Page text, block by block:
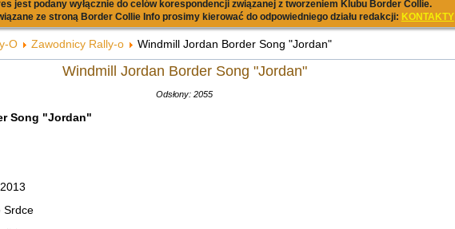
jest podany wyłącznie do celów korespondencji związanej z tworzeniem Klubu Border Collie.
ze stroną Border Collie Info prosimy kierować do odpowiedniego działu redakcji: KONTAKTY
O Zawodnicy Rally-o Windmill Jordan Border Song "Jordan"
Windmill Jordan Border Song "Jordan"
Odsłony: 2055
Song "Jordan"
Srdce